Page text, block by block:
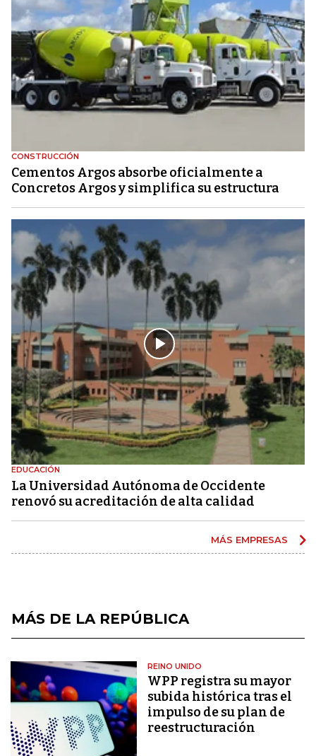
CONSTRUCCIÓN
Cementos Argos absorbe oficialmente a
Concretos Argos y simplifica su estructura
EDUCACIÓN
La Universidad Autónoma de Occidente
renovó su acreditación de alta calidad
MÁS EMPRESAS
MÁS DE LA REPÚBLICA
REINO UNIDO
WPP registra su mayor
subida histórica tras el
impulso de su plan de
reestructuración